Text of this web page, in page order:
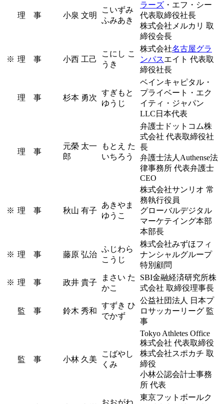
理 事 小泉 文明
こいずみ
ふみあき
ラーズ ・エフ・シー
代表取締役社長
株式会社メルカリ 取
締役会長
※ 理 事 小西 工己
こにし こ
うき
株式会社名古屋グラ
ンパスエイト 代表取
締役社長
理 事 杉本 勇次
すぎもと
ゆうじ
ベインキャピタル・
プライベート・エク
イティ・ジャパン
LLC日本代表
理 事
元榮 太一
郎
もとえ た
いちろう
弁護士ドットコム株
式会社 代表取締役社
長
弁護士法人Authense法
律事務所 代表弁護士
CEO
※ 理 事 秋山 有子
あきやま
ゆうこ
株式会社サンリオ 常
務執行役員
グローバルデジタル
マーケテイング本部
本部長
※ 理 事 藤原 弘治
ふじわら
こうじ
株式会社みずほフィ
ナンシャルグループ
特別顧問
※ 理 事 政井 貴子
まさい た
かこ
SBI金融経済研究所株
式会社 取締役理事長
監 事 鈴木 秀和
すずき ひ
でかず
公益社団法人 日本プ
ロサッカーリーグ 監
事
監 事 小林 久美
こばやし
くみ
Tokyo Athletes Office
株式会社 代表取締役
株式会社スポカチ 取
締役
小林公認会計士事務
所 代表
東京フットボールク